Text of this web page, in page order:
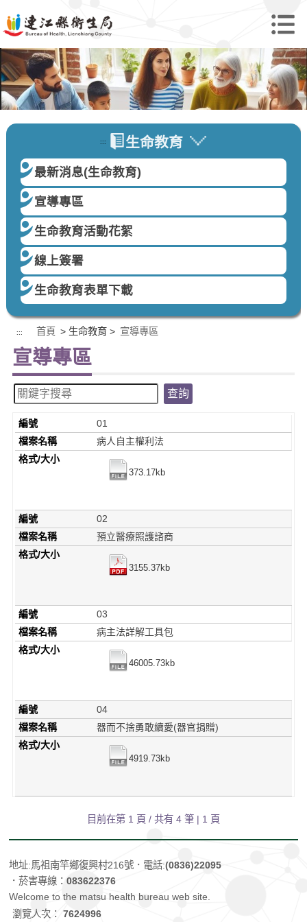
::: 生命教育
最新消息(生命教育)
宣導專區
生命教育活動花絮
線上簽署
生命教育表單下載
::: 首頁 > 生命教育 > 宣導專區
宣導專區
編號
01
檔案名稱
病人自主權利法
格式/大小
373.17kb
編號
02
檔案名稱
預立醫療照護諮商
格式/大小
3155.37kb
編號
03
檔案名稱
病主法詳解工具包
格式/大小
46005.73kb
編號
04
檔案名稱
器而不捨勇敢續愛(器官捐贈)
格式/大小
4919.73kb
目前在第 1 頁 / 共有4 筆 | 1 頁
地址:馬祖南竿鄉復興村216號 ．電話:(0836)22095
．菸害專線：083622376
Welcome to the matsu health bureau web site.
瀏覽人次：7624996